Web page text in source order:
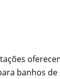
banhos